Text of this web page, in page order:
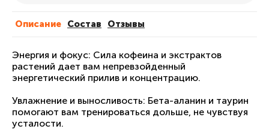
Описание Cостав Отзывы
Энергия и фокус: Сила кофеина и экстрактов
растений дает вам непревзойденный
энергетический прилив и концентрацию.
Увлажнение и выносливость: Бета-аланин и таурин
помогают вам тренироваться дольше, не чувствуя
усталости.